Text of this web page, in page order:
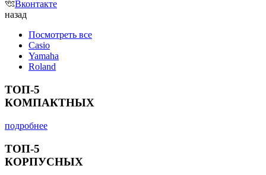
Вконтакте
назад
Посмотреть все
Casio
Yamaha
Roland
ТОП-5
КОМПАКТНЫХ
подробнее
ТОП-5
КОРПУСНЫХ